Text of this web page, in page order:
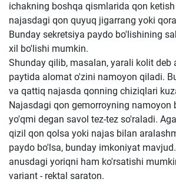
ichakning boshqa qismlarida qon
najasdagi qon quyuq jigarrang yoki
Bunday sekretsiya paydo bo'lishining
xil bo'lishi mumkin.
Shunday qilib, masalan, yarali kolit
paytida alomat o'zini namoyon qiladi.
va qattiq najasda qonning chiziqlari
Najasdagi qon gemorroyning namoyon
yo'qmi degan savol tez-tez so'raladi.
qizil qon qolsa yoki najas bilan
paydo bo'lsa, bunday imkoniyat
anusdagi yoriqni ham ko'rsatishi
variant - rektal saraton.